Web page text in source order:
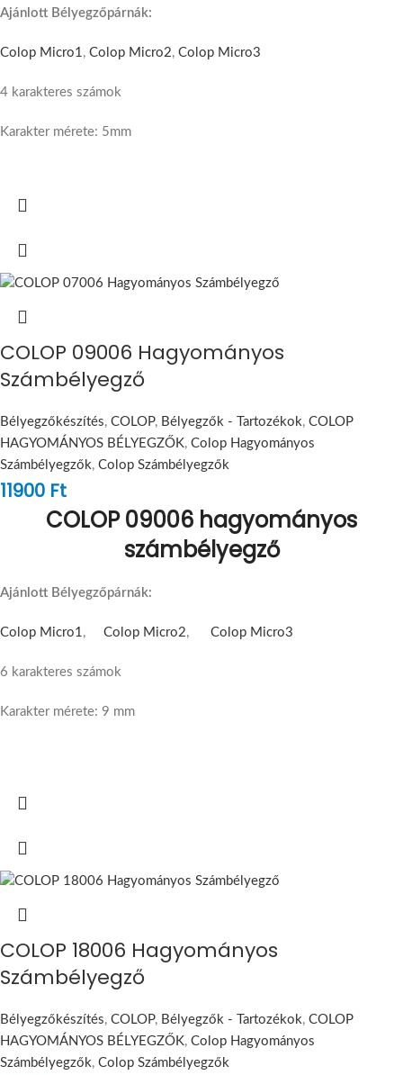
Ajánlott Bélyegzőpárnák:
Colop Micro1 , Colop Micro2, Colop Micro3
4 karakteres számok
Karakter mérete: 5mm
COLOP 09006 Hagyományos
Számbélyegző
Bélyegzőkészítés, COLOP, Bélyegzők - Tartozékok, COLOP
HAGYOMÁNYOS BÉLYEGZŐK, Colop Hagyományos
Számbélyegzők, Colop Számbélyegzők
11900 Ft
COLOP 09006 hagyományos
számbélyegző
Ajánlott Bélyegzőpárnák:
Colop Micro1 , Colop Micro2, Colop Micro3
6 karakteres számok
Karakter mérete: 9 mm
COLOP 18006 Hagyományos
Számbélyegző
Bélyegzőkészítés, COLOP, Bélyegzők - Tartozékok, COLOP
HAGYOMÁNYOS BÉLYEGZŐK, Colop Hagyományos
Számbélyegzők, Colop Számbélyegzők